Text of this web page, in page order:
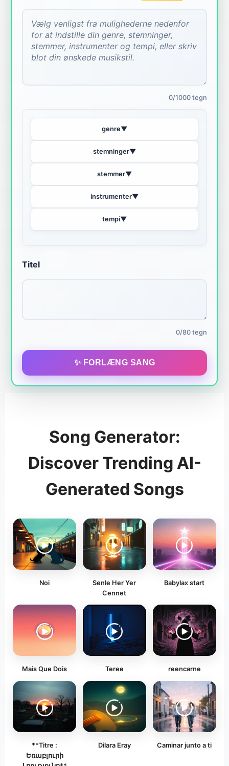
0/1000 tegn
genre▼
stemninger▼
stemmer▼
instrumenter▼
tempi▼
Titel
0/80 tegn
✨ FORLÆNG SANG
Song Generator:
Discover Trending AI-
Generated Songs
Noi
Senle Her Yer
Cennet
Babylax start
Mais Que Dois Teree reencarne
**Titre :
Եռաբլուրի
Dilara Eray Caminar junto a ti